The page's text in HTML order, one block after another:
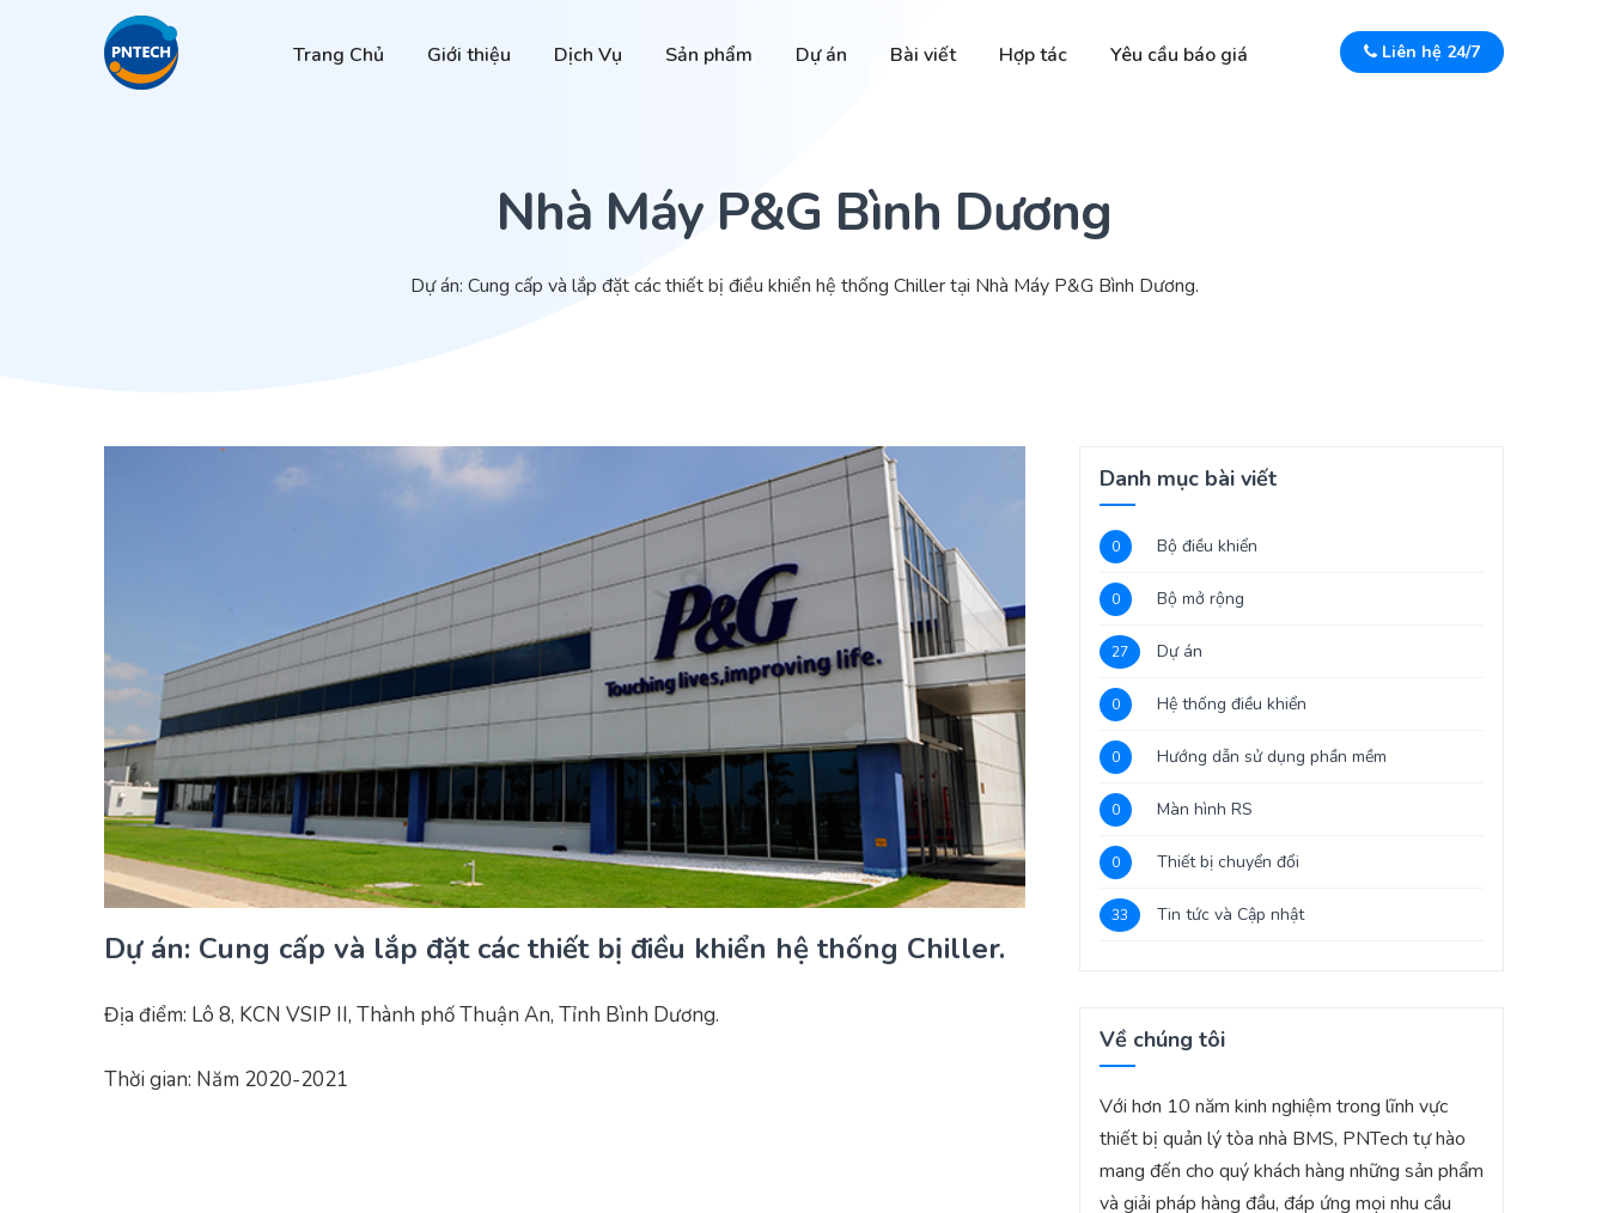
Trang Chủ Giới thiệu Dịch Vụ Sản phẩm Dự án Bài viết Hợp tác Yêu cầu báo giá Liên hệ 24/7
Nhà Máy P&G Bình Dương
Dự án: Cung cấp và lắp đặt các thiết bị điều khiển hệ thống Chiller tại Nhà Máy P&G Bình Dương.
Dự án: Cung cấp và lắp đặt các thiết bị điều khiển hệ thống Chiller.
Địa điểm: Lô 8, KCN VSIP II, Thành phố Thuận An, Tỉnh Bình Dương.
Thời gian: Năm 2020-2021
Danh mục bài viết
0 Bộ điều khiển
0 Bộ mở rộng
27 Dự án
0 Hệ thống điều khiển
0 Hướng dẫn sử dụng phần mềm
0 Màn hình RS
0 Thiết bị chuyển đổi
33 Tin tức và Cập nhật
Về chúng tôi
Với hơn 10 năm kinh nghiệm trong lĩnh vực
thiết bị quản lý tòa nhà BMS, PNTech tự hào
mang đến cho quý khách hàng những sản phẩm
và giải pháp hàng đầu, đáp ứng mọi nhu cầu